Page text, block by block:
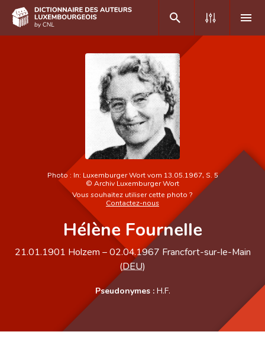
Recherche avancée
Foire aux questions
Équipe scientifique
Contact
Photo : In: Luxemburger Wort vom 13.05.1967, S. 5
© Archiv Luxemburger Wort
Vous souhaitez utiliser cette photo ?
Contactez-nous
Hélène Fournelle
21.01.1901 Holzem –02.04.1967 Francfort-sur-le-Main
(DEU)
Pseudonymes : H.F.